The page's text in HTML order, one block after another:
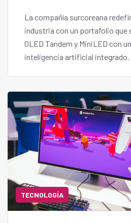
La compañía surcoreana
industria con un portafolio que
OLED Tandem y MiniLED con
inteligencia artificial integrado.
TECNOLOGÍA